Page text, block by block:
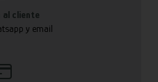
al cliente
y email